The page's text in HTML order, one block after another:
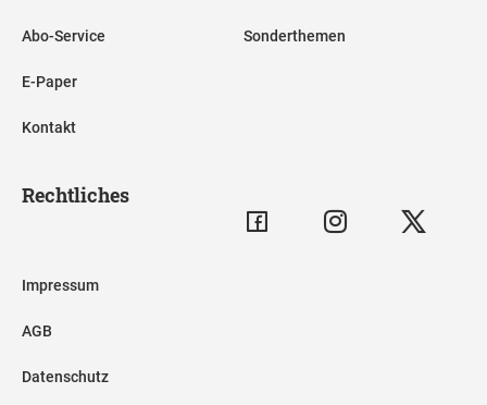
Abo-Service
E-Paper
Kontakt
Sonderthemen
Rechtliches
Impressum
AGB
Datenschutz